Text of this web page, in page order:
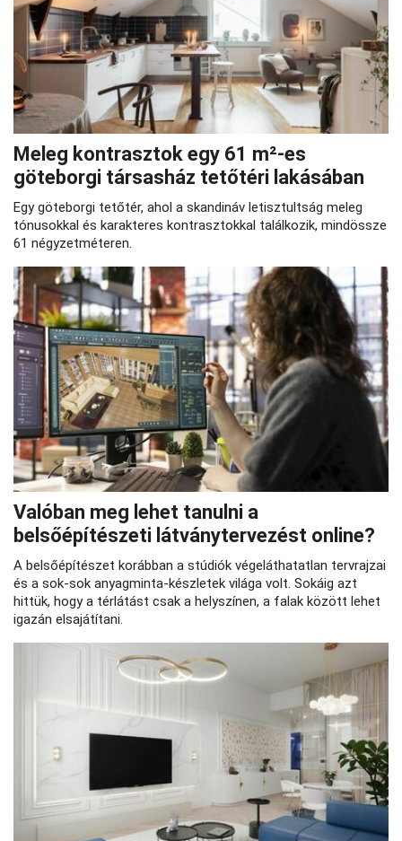
Meleg kontrasztok egy 61 m²-es
göteborgi társasház tetőtéri lakásában
Egy göteborgi tetőtér, ahol a skandináv letisztultság meleg
tónusokkal és karakteres kontrasztokkal találkozik, mindössze
61 négyzetméteren.
Valóban meg lehet tanulni a
belsőépítészeti látványtervezést online?
A belsőépítészet korábban a stúdiók végeláthatatlan tervrajzai
és a sok-sok anyagminta-készletek világa volt. Sokáig azt
hittük, hogy a térlátást csak a helyszínen, a falak között lehet
igazán elsajátítani.